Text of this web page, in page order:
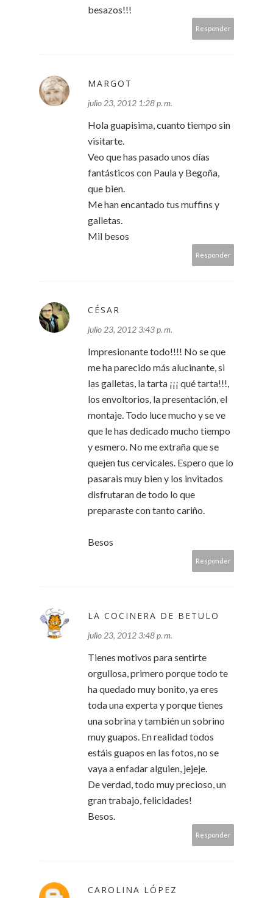
besazos!!!
Responder
MARGOT
julio 23, 2012 1:28 p. m.
Hola guapisima, cuanto tiempo sin
visitarte.
Veo que has pasado unos días
fantásticos con Paula y Begoña,
que bien.
Me han encantado tus muffins y
galletas.
Mil besos
Responder
CÉSAR
julio 23, 2012 3:43 p. m.
Impresionante todo!!!! No se que
me ha parecido más alucinante, si
las galletas, la tarta ¡¡¡ qué tarta!!!,
los envoltorios, la presentación, el
montaje. Todo luce mucho y se ve
que le has dedicado mucho tiempo
y esmero. No me extraña que se
quejen tus cervicales. Espero que lo
pasarais muy bien y los invitados
disfrutaran de todo lo que
preparaste con tanto cariño.
Besos
Responder
LA COCINERA DE BETULO
julio 23, 2012 3:48 p. m.
Tienes motivos para sentirte
orgullosa, primero porque todo te
ha quedado muy bonito, ya eres
toda una experta y porque tienes
una sobrina y también un sobrino
muy guapos. En realidad todos
estáis guapos en las fotos, no se
vaya a enfadar alguien, jejeje.
De verdad, todo muy precioso, un
gran trabajo, felicidades!
Besos.
Responder
CAROLINA LÓPEZ